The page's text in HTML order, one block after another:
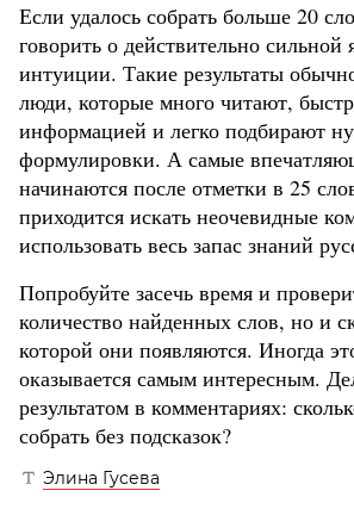
Если удалось собрать больше 20
говорить о действительно сильной
интуиции. Такие результаты
люди, которые много читают,
информацией и легко подбирают
формулировки. А самые
начинаются после отметки в 25
приходится искать неочевидные
использовать весь запас знаний
Попробуйте засечь время и
количество найденных слов, но и
которой они появляются. Иногда
оказывается самым интересным.
результатом в комментариях:
собрать без подсказок?
Элина Гусева